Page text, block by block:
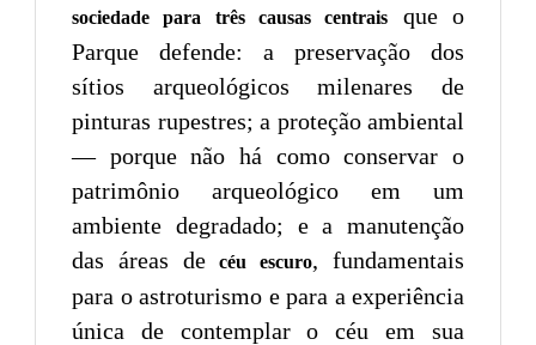
sociedade para três causas centrais
que o
Parque defende: a preservação dos
sítios arqueológicos milenares de
pinturas rupestres; a proteção ambiental
— porque não há como conservar o
patrimônio arqueológico em um
ambiente degradado; e a manutenção
das áreas decéu escuro, fundamentais
para o astroturismo e para a experiência
única de contemplar o céu em sua